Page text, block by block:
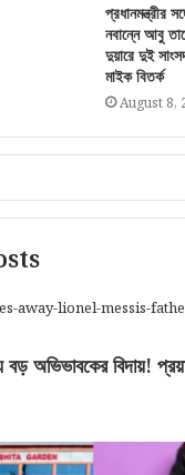
প্রধানমন্ত্রীর
নবান্নে আবু
দুয়ারে দুই
মাইক বিতর্ক
August 8,
বড় অভিভাবকের বিদায়!